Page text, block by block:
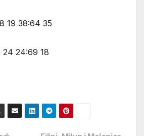
19 38:64 35
24 24:69 18